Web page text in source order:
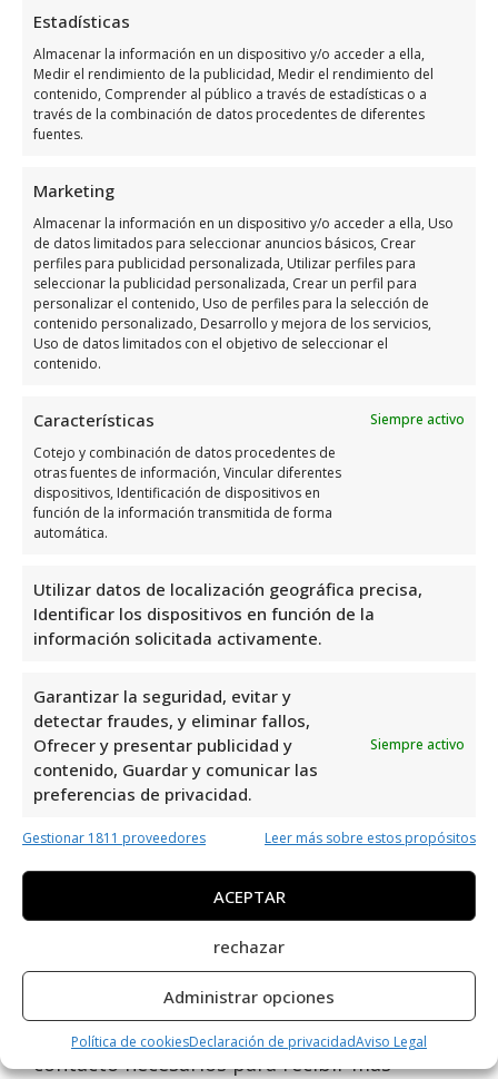
Estadísticas
Almacenar la información en un dispositivo y/o acceder a ella,
Medir el rendimiento de la publicidad, Medir el rendimiento del
contenido, Comprender al público a través de estadísticas o a
través de la combinación de datos procedentes de diferentes
fuentes.
Marketing
Almacenar la información en un dispositivo y/o acceder a ella, Uso
de datos limitados para seleccionar anuncios básicos, Crear
perfiles para publicidad personalizada, Utilizar perfiles para
seleccionar la publicidad personalizada, Crear un perfil para
personalizar el contenido, Uso de perfiles para la selección de
contenido personalizado, Desarrollo y mejora de los servicios,
Uso de datos limitados con el objetivo de seleccionar el
contenido.
Características
Siempre activo
Cotejo y combinación de datos procedentes de
otras fuentes de información, Vincular diferentes
dispositivos, Identificación de dispositivos en
función de la información transmitida de forma
automática.
Utilizar datos de localización geográfica precisa,
Identificar los dispositivos en función de la
información solicitada activamente.
Garantizar la seguridad, evitar y
detectar fraudes, y eliminar fallos,
Ofrecer y presentar publicidad y
contenido, Guardar y comunicar las
preferencias de privacidad.
Siempre activo
Gestionar 1811 proveedores Leer más sobre estos propósitos
ACEPTAR
rechazar
Administrar opciones
Política de cookiesDeclaración de privacidadAviso Legal
Días Horario
Lunes
9:00 a 19:00
Martes
Jueves
Viernes
9:00 a 14:00
Sábado
Cerrado
Domingo
Cerrado
Opiniones y datos adicional
sobre Platja De La Glea
Como profesional del área de Playas de
Orihuela Costa, puedo afirmar que Platja De
La Glea es una joya en la costa de Alicante.
evidente que los visitantes disfrutan de su
belleza y servicios. Ubicada en una zona
privilegiada, esta playa ofrece aguas
relajarse y disfrutar del sol mediterráneo.
Sin duda, un destino imperdible para los
amantes de la playa.
especialistas en servicios relacionados con
experiencia en el área, ofrecen atención
personalizada y de calidad. Si buscas
servicios profesionales en esta zona, no
dudes en contactar con Platja De La Glea. En
esta web encontrarás todos los datos de
contacto necesarios para recibir más